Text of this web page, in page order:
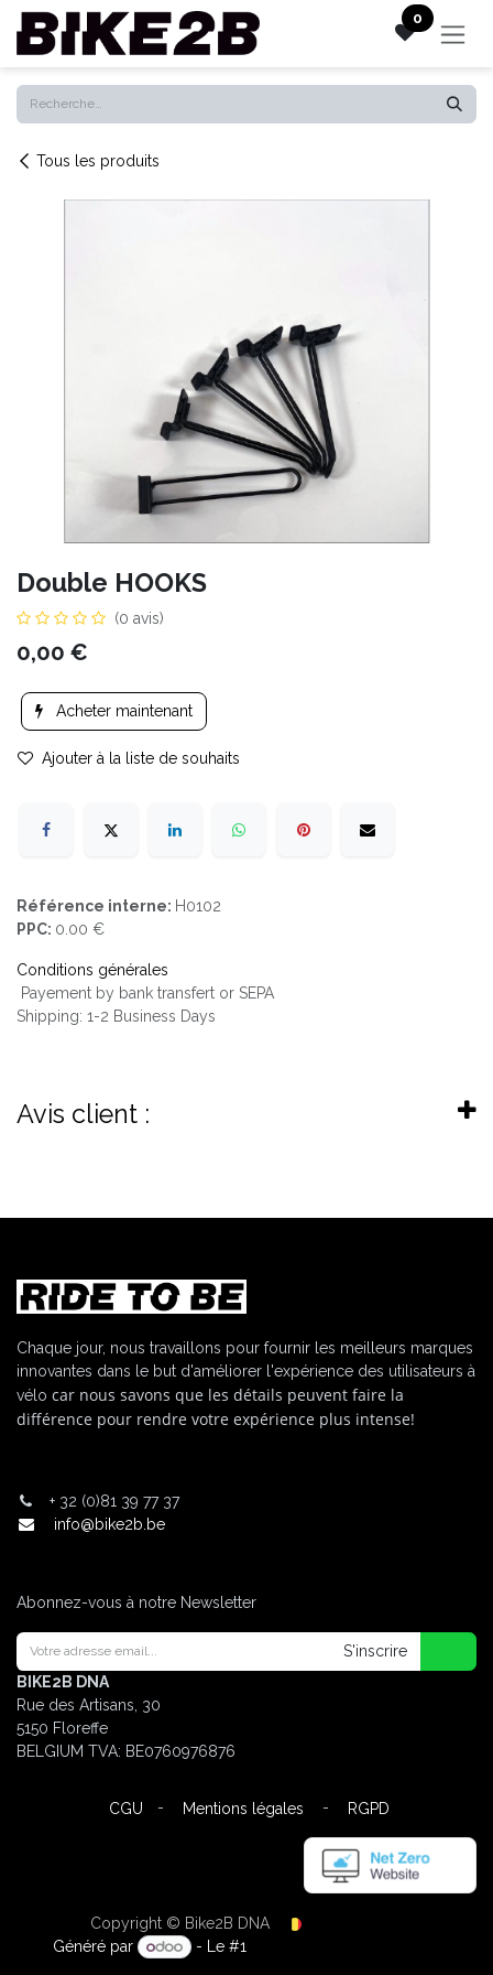
Se rendre au contenu 0
Tous les produits
Double HOOKS
(0 avis)
0,00 €
Acheter maintenant
Ajouter à la liste de souhaits
Référence interne: H0102
PPC: 0.00 €
Conditions générales
Payement by bank transfert or SEPA
Shipping: 1-2 Business Days
Avis client :
Chaque jour, nous travaillons pour fournir les meilleurs marques
innovantes dans le but d'améliorer l'expérience des utilisateurs à
vélo car nous savons que les détails peuvent faire la
différence pour rendre votre expérience plus intense!
+ 32 (0)81 39 77 37
info@bike2b.be
Abonnez-vous à notre Newsletter
S'inscrire
BIKE2B DNA
Rue des Artisans, 30
5150 Floreffe
BELGIUM TVA: BE0760976876
CGU - Mentions légales - RGPD
Copyright © Bike2B DNA
Généré par - Le #1